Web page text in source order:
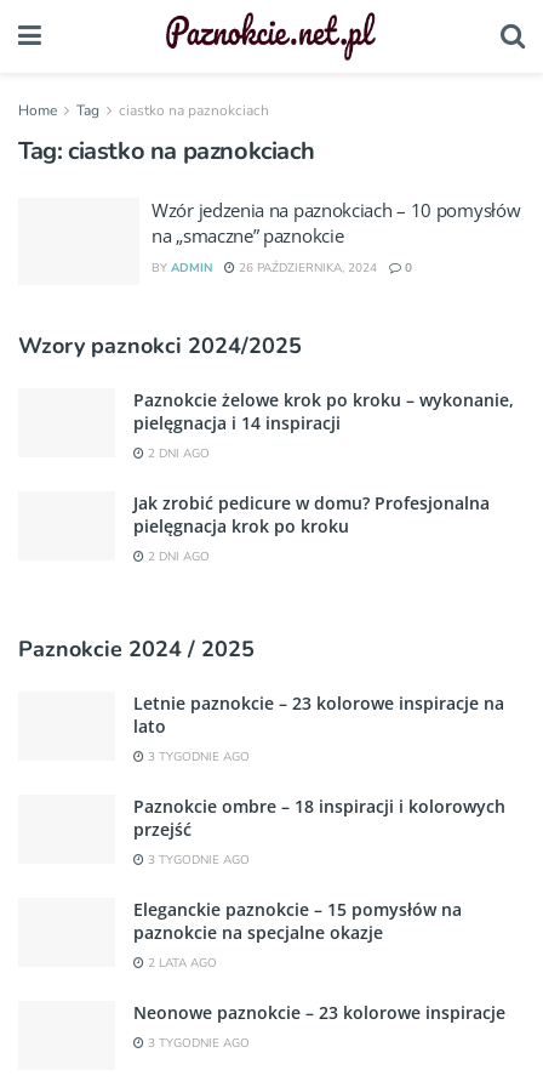
Home Tag ciastko na paznokciach
Tag:ciastko na paznokciach
Wzór jedzenia na paznokciach – 10 pomysłów
na „smaczne” paznokcie
BY ADMIN 26 PAŹDZIERNIKA, 2024 0
Wzory paznokci 2024/2025
Paznokcie żelowe krok po kroku – wykonanie,
pielęgnacja i 14 inspiracji
2 DNI AGO
Jak zrobić pedicure w domu? Profesjonalna
pielęgnacja krok po kroku
2 DNI AGO
Paznokcie 2024 / 2025
Letnie paznokcie – 23 kolorowe inspiracje na
lato
3 TYGODNIE AGO
Paznokcie ombre – 18 inspiracji i kolorowych
przejść
3 TYGODNIE AGO
Eleganckie paznokcie – 15 pomysłów na
paznokcie na specjalne okazje
2 LATA AGO
Neonowe paznokcie – 23 kolorowe inspiracje
3 TYGODNIE AGO